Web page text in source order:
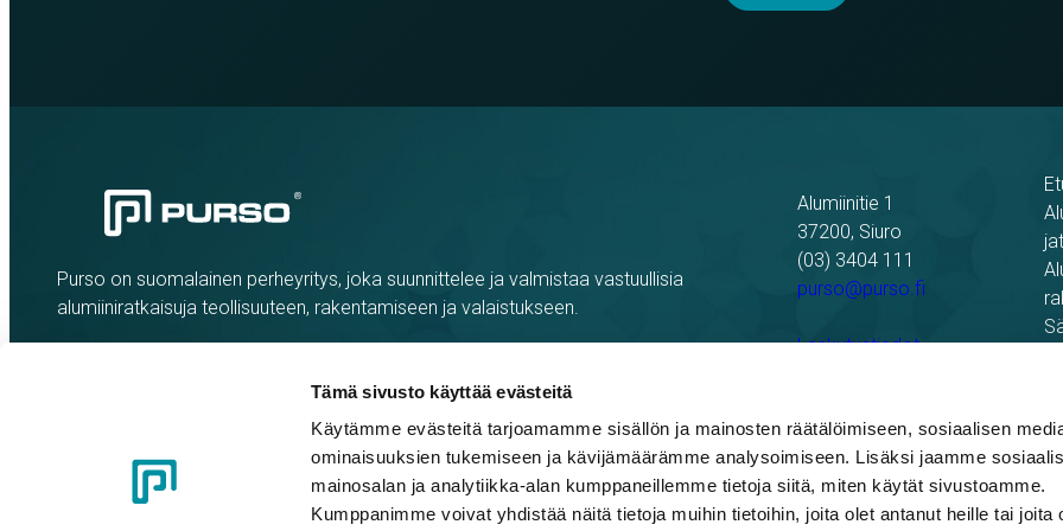
Tämä sivusto käyttää evästeitä
Käytämme evästeitä tarjoamamme sisällön ja mainosten räätälöimiseen, sosiaalisen
ominaisuuksien tukemiseen ja kävijämäärämme analysoimiseen. Lisäksi jaamme
mainosalan ja analytiikka-alan kumppaneillemme tietoja siitä, miten käytät sivustoamme.
Kumppanimme voivat yhdistää näitä tietoja muihin tietoihin, joita olet antanut heille tai joita
Purso on suomalainen perheyritys, joka suunnittelee ja valmistaa vastuullisia
alumiiniratkaisuja teollisuuteen, rakentamiseen ja valaistukseen.
Alumiinitie 1
37200, Siuro
(03) 3404 111
purso@purso.fi
Laskutustiedot